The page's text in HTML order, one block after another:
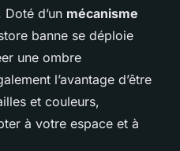
d’un mécanisme
banne se déploie
une ombre
l’avantage d’être
et couleurs,
à votre espace et à